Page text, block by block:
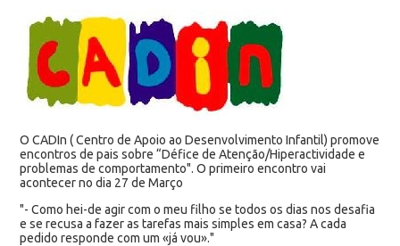
O CADIn ( Centro de Apoio ao Desenvolvimento Infantil) promove
encontros de pais sobre “Défice de Atenção/Hiperactividade e
problemas de comportamento". O primeiro encontro vai
acontecer no dia 27 de Março
"- Como hei-de agir com o meu filho se todos os dias nos desafia
e se recusa a fazer as tarefas mais simples em casa? A cada
pedido responde com um «já vou»."